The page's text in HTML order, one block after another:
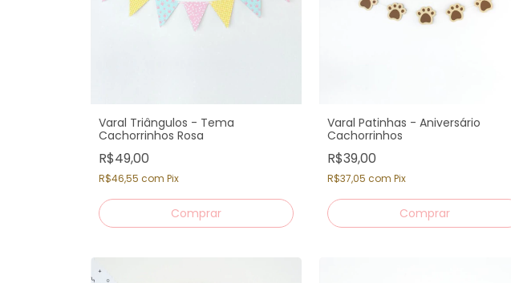
Varal Triângulos - Tema
Cachorrinhos Rosa
R$49,00
R$46,55 com Pix
Varal Patinhas - Aniversário
Cachorrinhos
R$39,00
R$37,05 com Pix